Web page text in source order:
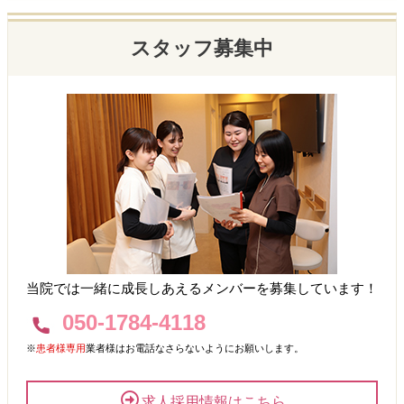
スタッフ募集中
当院では一緒に成長しあえるメンバーを募集しています！
050-1784-4118
※患者様専用業者様はお電話なさらないようにお願いします。